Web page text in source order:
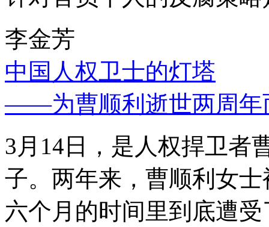
李金芳
中国人权卫士的灯塔
——为曹顺利逝世两周年
3月14日，是人权捍卫者
子。两年来，曹顺利女
六个月的时间里到底遭